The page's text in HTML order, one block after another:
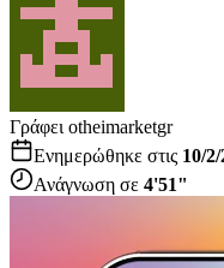
Γράφει οtheimarketgr
Ενημερώθηκε στις 10/
Ανάγνωση σε 4'51"